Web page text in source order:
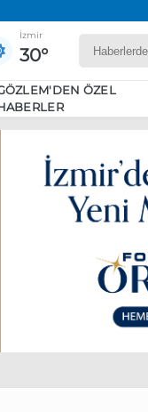
İzmir
30°
ÖZEL